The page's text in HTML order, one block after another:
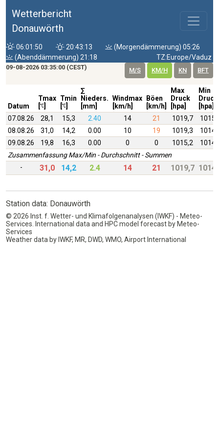
Wetterbericht
Donauwörth
06:01:50 20:43:13
(Morgendämmerung) 05:26
(Abenddämmerung) 21:18
TZ:Europe/Vaduz
09-08-2026 03:35:00 (CEST) M/S KM/H KN BFT
Datum
Tmax Tmin
∑
Nieders.
[mm]
Windmax
[km/h]
Böen
[km/h]
Max
Druck
[hpa]
Min
Druck
[hpa]
07.08.26
28,1 15,3 2.40 14 21 1019,7
08.08.26
31,0 14,2 0.00 10 19 1019,3
09.08.26
19,8 16,3 0.00 0 0 1015,2
Zusammenfassung Max/Min - Durchschnitt - Summen
-
31,0 14,2 2.4 14 21 1019,7
Station data: Donauwörth
© 2026 Inst. f. Wetter- und Klimafolgenanalysen (IWKF) - Meteo-
Services. International data and HPC model forecast by Meteo-
Services
Weather data by IWKF, MR, DWD, WMO, Airport International